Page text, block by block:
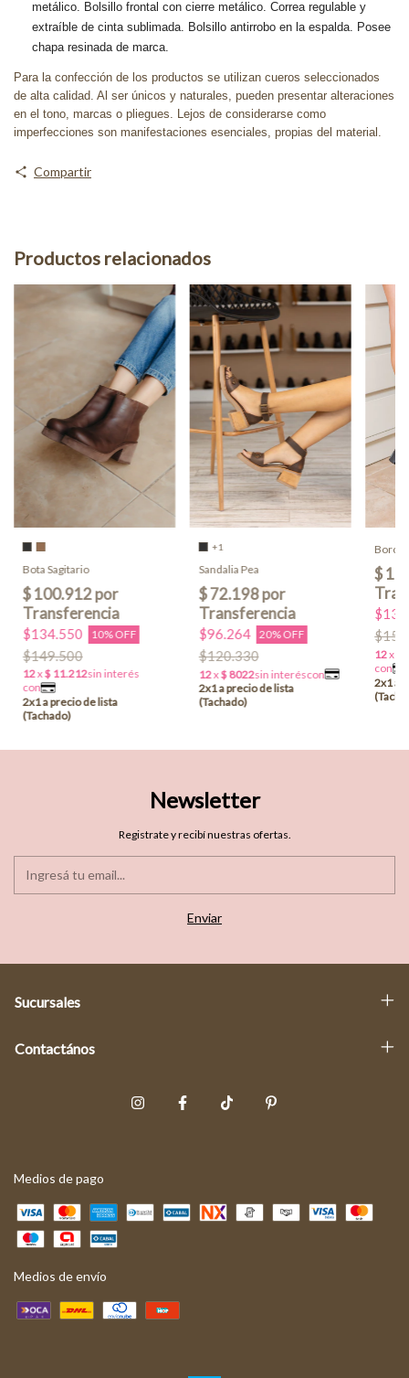
metálico. Bolsillo frontal con cierre metálico. Correa regulable y
extraíble de cinta sublimada. Bolsillo antirrobo en la espalda. Posee
chapa resinada de marca.
Para la confección de los productos se utilizan cueros seleccionados
de alta calidad. Al ser únicos y naturales, pueden presentar alteraciones
en el tono, marcas o pliegues. Lejos de considerarse como
imperfecciones son manifestaciones esenciales, propias del material.
Compartir
Productos relacionados
Bota Sagitario
$134.550 10% OFF
$149.500
+1
Sandalia Pea
$96.264 20% OFF
$120.330
Newsletter
Registrate y recibí nuestras ofertas.
Sucursales
Contactános
Medios de pago
Medios de envío